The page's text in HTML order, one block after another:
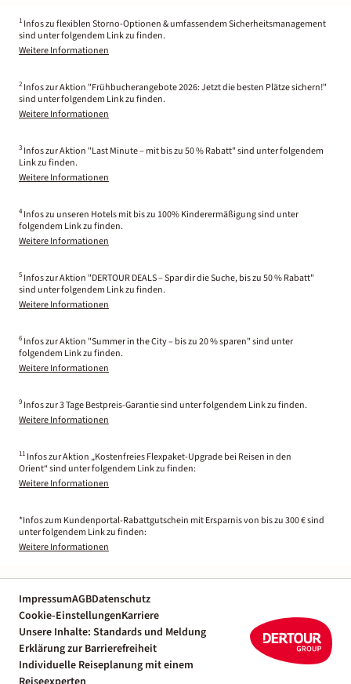
1 Infos zu flexiblen Storno-Optionen & umfassendem Sicherheitsmanagement
sind unter folgendem Link zu finden.
Weitere Informationen
2 Infos zur Aktion "Frühbucherangebote 2026: Jetzt die besten Plätze sichern!"
sind unter folgendem Link zu finden.
Weitere Informationen
3 Infos zur Aktion "Last Minute – mit bis zu 50 % Rabatt" sind unter folgendem
Link zu finden.
Weitere Informationen
4 Infos zu unseren Hotels mit bis zu 100% Kinderermäßigung sind unter
folgendem Link zu finden.
Weitere Informationen
5 Infos zur Aktion "DERTOUR DEALS – Spar dir die Suche, bis zu 50 % Rabatt"
sind unter folgendem Link zu finden.
Weitere Informationen
6 Infos zur Aktion "Summer in the City – bis zu 20 % sparen" sind unter
folgendem Link zu finden.
Weitere Informationen
9 Infos zur 3 Tage Bestpreis-Garantie sind unter folgendem Link zu finden.
Weitere Informationen
11 Infos zur Aktion „Kostenfreies Flexpaket-Upgrade bei Reisen in den
Orient“ sind unter folgendem Link zu finden:
Weitere Informationen
*Infos zum Kundenportal-Rabattgutschein mit Ersparnis von bis zu 300 € sind
unter folgendem Link zu finden:
Weitere Informationen
ImpressumAGBDatenschutz
Cookie-EinstellungenKarriere
Unsere Inhalte: Standards und Meldung
Erklärung zur Barrierefreiheit
Individuelle Reiseplanung mit einem